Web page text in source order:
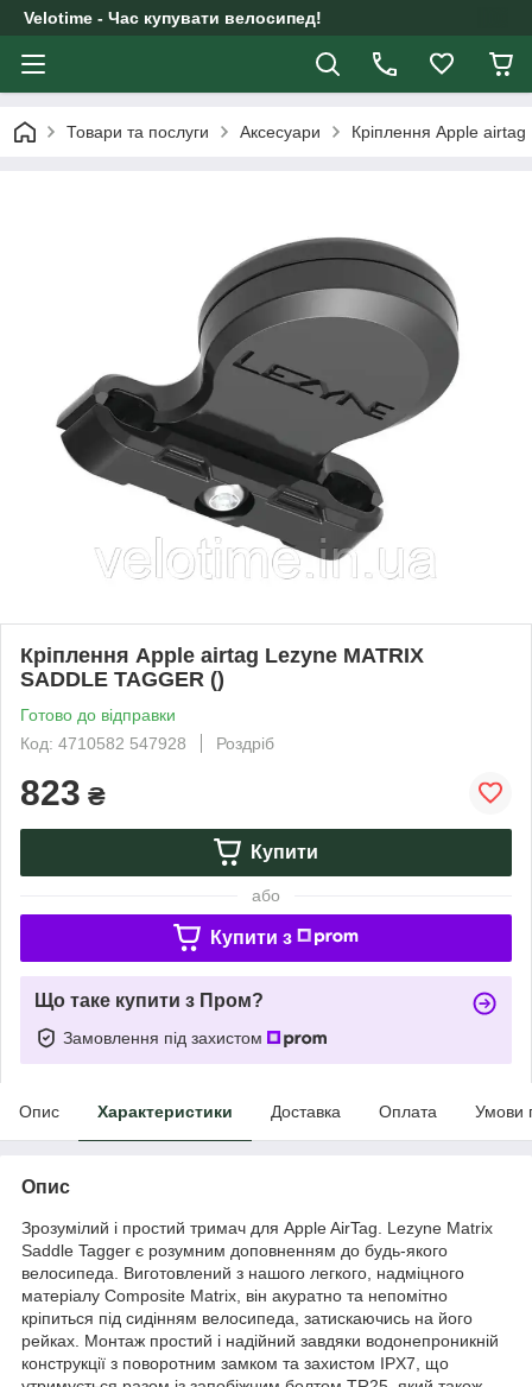
Velotime - Час купувати велосипед!
Товари та послуги Аксесуари Кріплення Apple
Кріплення Apple airtag Lezyne MATRIX
SADDLE TAGGER ()
Готово до відправки
Код: 4710582 547928
Роздріб
823 ₴
Купити
або
Купити з
Що таке купити з Пром?
Замовлення під захистом
Опис Характеристики Доставка Оплата Умови
Опис
Зрозумілий і простий тримач для Apple AirTag. Lezyne Matrix
Saddle Tagger є розумним доповненням до будь-якого
велосипеда. Виготовлений з нашого легкого, надміцного
матеріалу Composite Matrix, він акуратно та непомітно
кріпиться під сидінням велосипеда, затискаючись на його
рейках. Монтаж простий і надійний завдяки водонепроникній
конструкції з поворотним замком та захистом IPX7, що